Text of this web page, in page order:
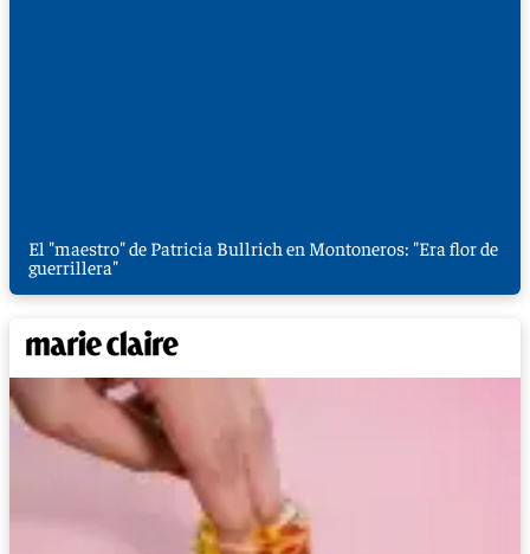
El "maestro" de Patricia Bullrich en Montoneros: "Era flor de
guerrillera"